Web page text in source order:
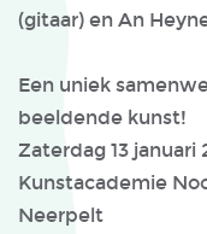
(gitaar) en An
Een uniek
beeldende kunst!
Zaterdag 13 januari
Kunstacademie
Neerpelt